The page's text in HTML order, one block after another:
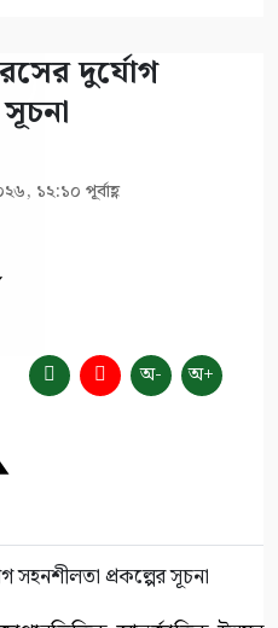
দুর্যোগ
১২:১০ পূর্বাহ্ণ
অ- অ+